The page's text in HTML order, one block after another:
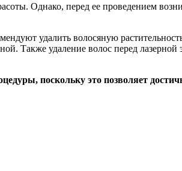
Однако, перед ее проведением
удалить волосяную
Также удаление волос перед
поскольку это позволяет